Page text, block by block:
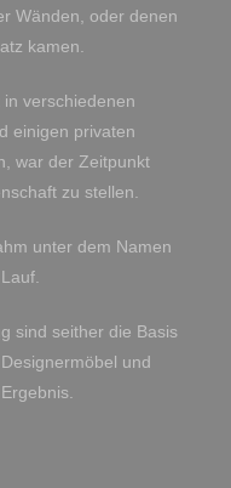
Wänden, oder denen
kamen.
verschiedenen
einigen privaten
war der Zeitpunkt
zu stellen.
unter dem Namen
sind seither die Basis
und